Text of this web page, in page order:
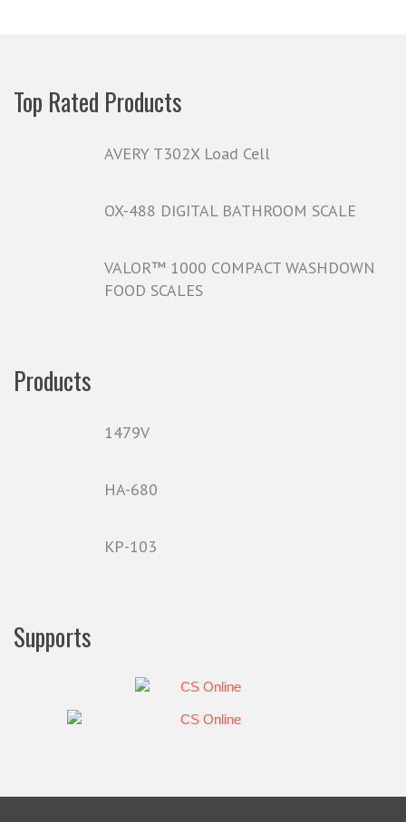
Top Rated Products
AVERY T302X Load Cell
OX-488 DIGITAL BATHROOM SCALE
VALOR™ 1000 COMPACT WASHDOWN
FOOD SCALES
Products
1479V
HA-680
KP-103
Supports